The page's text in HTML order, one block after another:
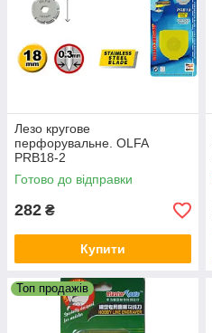
Лезо кругове
перфорувальне. OLFA
PRB18-2
Готово до відправки
282 ₴
Купити
Топ продажів